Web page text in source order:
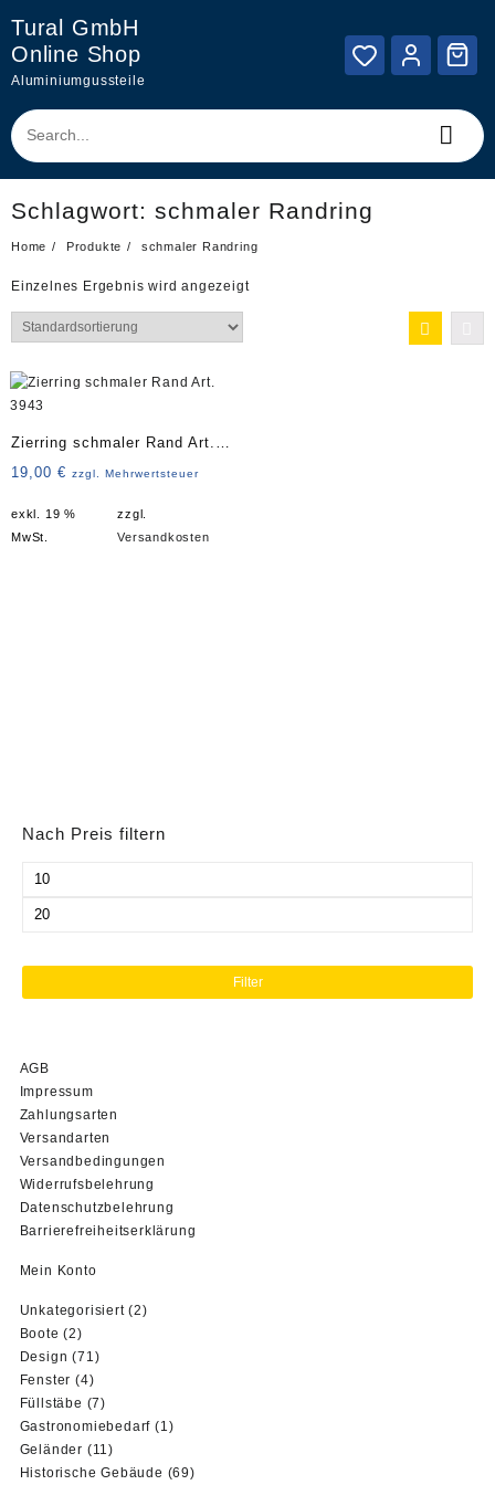
content
Tural GmbH
Online Shop
Aluminiumgussteile
Schlagwort: schmaler Randring
Home Produkte schmaler Randring
Einzelnes Ergebnis wird angezeigt
Zierring schmaler Rand Art.
3943
19,00 € zzgl. Mehrwertsteuer
exkl. 19 %
MwSt.
zzgl.
Versandkosten
Nach Preis filtern
Min.
Max.
Filter
AGB
Impressum
Zahlungsarten
Versandarten
Versandbedingungen
Widerrufsbelehrung
Datenschutzbelehrung
Barrierefreiheitserklärung
Mein Konto
Unkategorisiert 22
Boote 22
Produkte
Design 71 71
Produkte
Fenster 44
Produkte
Füllstäbe 77
Produkte
Gastronomiebedarf 1 1
Geländer 1111
Produkte
Historische Gebäude 6969